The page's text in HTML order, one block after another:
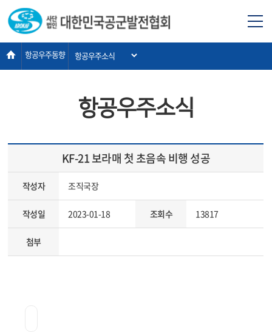
항공우주동향
항공우주소식
KF-21 보라매 첫 초음속 비행 성공
작성자 조직국장
작성일 2023-01-18 조회수 13817
첨부